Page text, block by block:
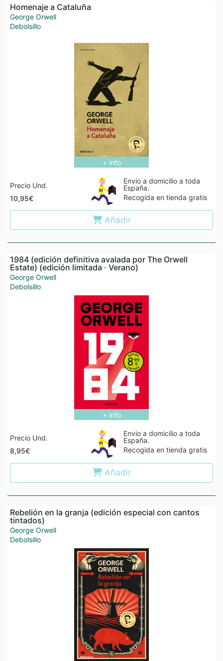
Homenaje a Cataluña
George Orwell
Debolsillo
+ info
Precio Und.
10,95€
Envio a domicilio a toda
España.
Recogida en tienda gratis
Añadir
1984 (edición definitiva avalada por The Orwell
Estate) (edición limitada · Verano)
George Orwell
Debolsillo
+ info
Precio Und.
8,95€
Envio a domicilio a toda
España.
Recogida en tienda gratis
Añadir
Rebelión en la granja (edición especial con cantos
tintados)
George Orwell
Debolsillo